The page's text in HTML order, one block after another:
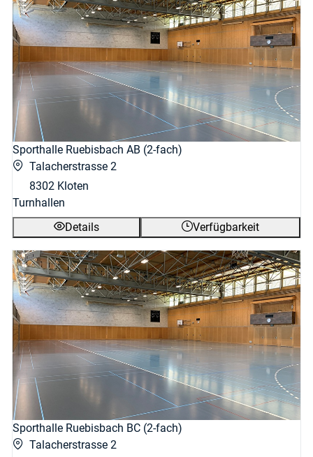
Sporthalle Ruebisbach AB (2-fach)
Talacherstrasse 2
8302 Kloten
Turnhallen
Details
Verfügbarkeit
Sporthalle Ruebisbach BC (2-fach)
Talacherstrasse 2